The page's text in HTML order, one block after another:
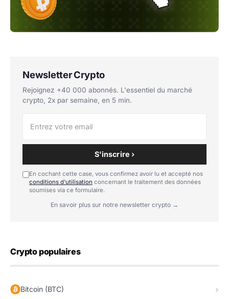
Newsletter Crypto
Rejoignez +40 000 abonnés. L'essentiel du marché
crypto, 2x par semaine, en 5 min.
S'inscrire ›
En cochant cette case, vous confirmez avoir lu et accepté nos
conditions d'utilisation concernant le traitement des données
soumises via ce formulaire.
En savoir plus sur notre newsletter crypto →
Crypto populaires
Bitcoin (BTC)